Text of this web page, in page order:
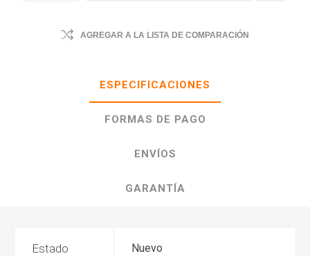
AGREGAR A LA LISTA DE COMPARACIÓN
ESPECIFICACIONES
FORMAS DE PAGO
ENVÍOS
GARANTÍA
Estado Nuevo